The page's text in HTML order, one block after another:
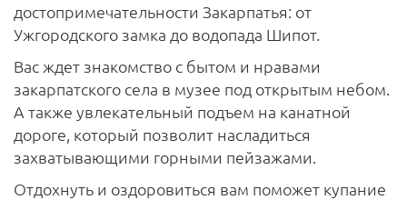
достопримечательности Закарпатья: от
Ужгородского замка до водопада Шипот.
Вас ждет знакомство с бытом и нравами
закарпатского села в музее под открытым небом.
А также увлекательный подъем на канатной
дороге, который позволит насладиться
захватывающими горными пейзажами.
Отдохнуть и оздоровиться вам поможет купание